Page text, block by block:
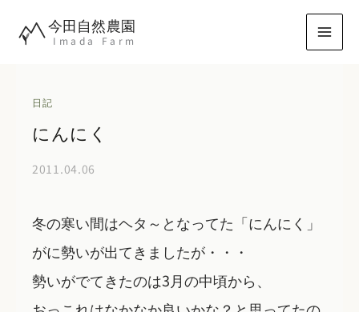
今田自然農園
Imada Farm
日記
にんにく
2011.04.06
冬の寒い間はヘタ～となってた「にんにく」
がに勢いが出てきましたが・・・
勢いがでてきたのは3月の中頃から、